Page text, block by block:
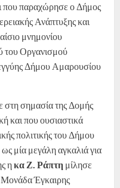
που παραχώρησε ο Δήμος
Ανάπτυξης και
μνημονίου
του Οργανισμού
Δήμου Αμαρουσίου
στη σημασία της Δομής
και που ουσιαστικά
πολιτικής του Δήμου
μία μεγάλη αγκαλιά για
ηκα Ζ. Ράπτη μίλησε
Μονάδα Έγκαιρης